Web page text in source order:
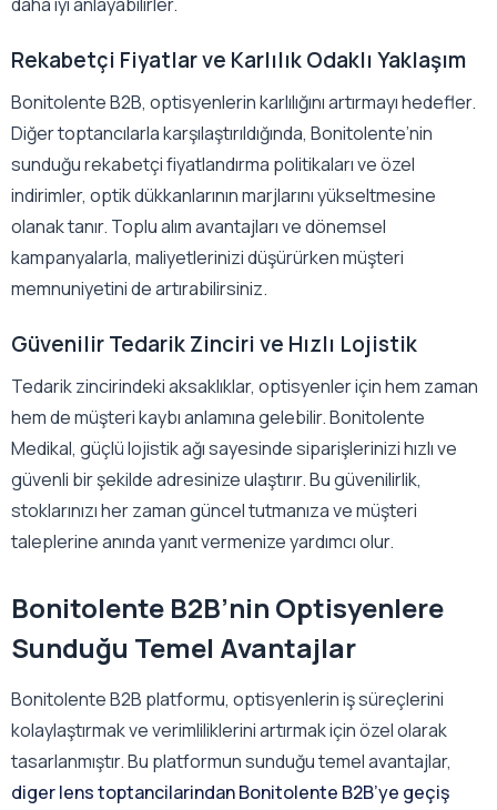
Rekabetçi Fiyatlar ve Karlılık Odaklı Yaklaşım
Bonitolente B2B, optisyenlerin karlılığını artırmayı hedefler.
Diğer toptancılarla karşılaştırıldığında, Bonitolente’nin
sunduğu rekabetçi fiyatlandırma politikaları ve özel
indirimler, optik dükkanlarının marjlarını yükseltmesine
olanak tanır. Toplu alım avantajları ve dönemsel
kampanyalarla, maliyetlerinizi düşürürken müşteri
memnuniyetini de artırabilirsiniz.
Güvenilir Tedarik Zinciri ve Hızlı Lojistik
Tedarik zincirindeki aksaklıklar, optisyenler için hem zaman
hem de müşteri kaybı anlamına gelebilir. Bonitolente
Medikal, güçlü lojistik ağı sayesinde siparişlerinizi hızlı ve
güvenli bir şekilde adresinize ulaştırır. Bu güvenilirlik,
stoklarınızı her zaman güncel tutmanıza ve müşteri
taleplerine anında yanıt vermenize yardımcı olur.
Bonitolente B2B’nin Optisyenlere
Sunduğu Temel Avantajlar
Bonitolente B2B platformu, optisyenlerin iş süreçlerini
kolaylaştırmak ve verimliliklerini artırmak için özel olarak
tasarlanmıştır. Bu platformun sunduğu temel avantajlar,
diger lens toptancilarindan Bonitolente B2B’ye geçiş